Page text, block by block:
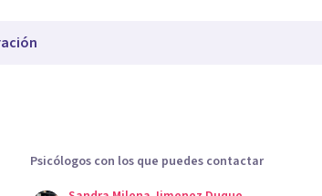
Psicólogos con los que puedes contactar